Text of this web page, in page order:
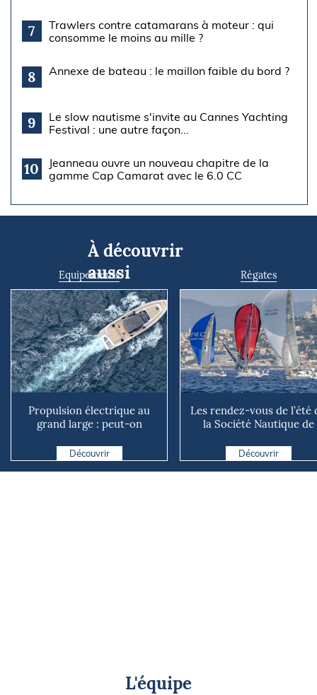
7
Trawlers contre catamarans à moteur : qui
consomme le moins au mille ?
8 Annexe de bateau : le maillon faible du bord ?
9
Le slow nautisme s'invite au Cannes Yachting
Festival : une autre façon...
10
Jeanneau ouvre un nouveau chapitre de la
gamme Cap Camarat avec le 6.0 CC
À découvrir
aussi
Equipements
Propulsion électrique au
grand large : peut-on
Découvrir
Régates
Les rendez-vous de l’été
la Société Nautique de
Découvrir
L'équipe